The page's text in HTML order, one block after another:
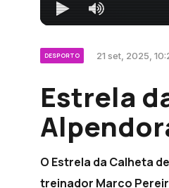
DESPORTO 21 set, 2025,
Estrela
O Estrela da Calheta
treinador Marco